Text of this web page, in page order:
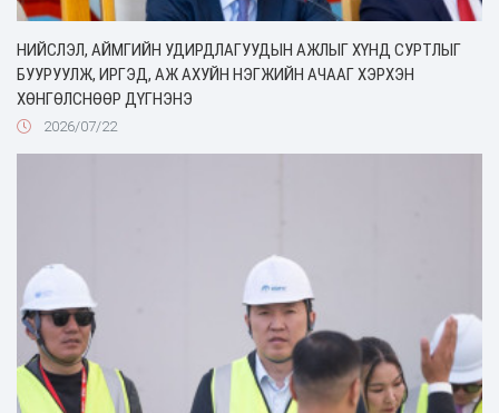
НИЙСЛЭЛ, АЙМГИЙН УДИРДЛАГУУДЫН АЖЛЫГ ХҮНД СУРТЛЫГ
БУУРУУЛЖ, ИРГЭД, АЖ АХУЙН НЭГЖИЙН АЧААГ ХЭРХЭН
ХӨНГӨЛСНӨӨР ДҮГНЭНЭ
2026/07/22